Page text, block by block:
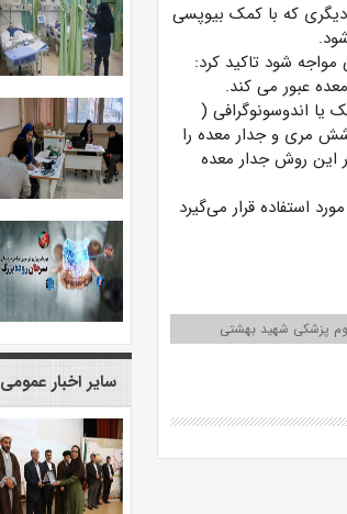
که با کمک بیوپسی
شود تاکید کرد:
عبور می کند.
یا اندوسونوگرافی (
مری و جدار معده را
این روش جدار معده
استفاده قرار می‌گیرد
پزشکی شهید بهشتی
سایر اخبار عمومی